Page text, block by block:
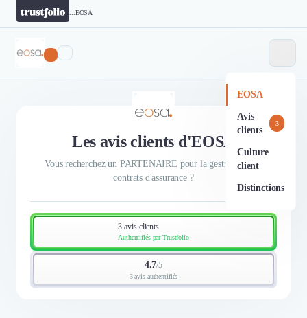
EOSA
EOSA
Avis
clients
3
Culture
client
Distinctions
Les avis clients d'EOSA
Vous recherchez un PARTENAIRE pour la gestion de vos
contrats d'assurance ?
3 avis clients
Authentifiés par Trustfolio
4.7/5
3 avis authentifiés